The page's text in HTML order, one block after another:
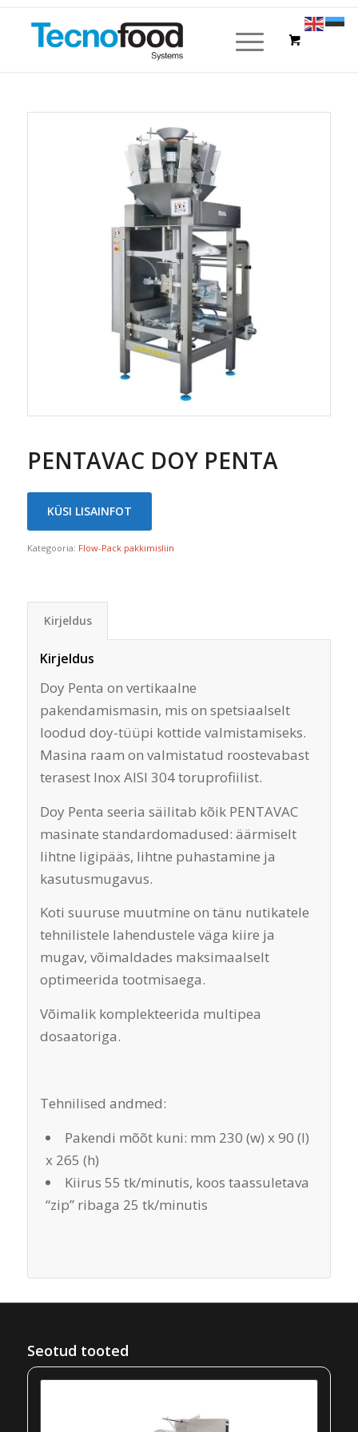
PENTAVAC DOY PENTA
KÜSI LISAINFOT
Kategooria: Flow-Pack pakkimisliin
Kirjeldus
Kirjeldus
Doy Penta on vertikaalne
pakendamismasin, mis on spetsiaalselt
loodud doy-tüüpi kottide valmistamiseks.
Masina raam on valmistatud roostevabast
terasest Inox AISI 304 toruprofiilist.
Doy Penta seeria säilitab kõik PENTAVAC
masinate standardomadused: äärmiselt
lihtne ligipääs, lihtne puhastamine ja
kasutusmugavus.
Koti suuruse muutmine on tänu nutikatele
tehnilistele lahendustele väga kiire ja
mugav, võimaldades maksimaalselt
optimeerida tootmisaega.
Võimalik komplekteerida multipea
dosaatoriga.
Tehnilised andmed:
Pakendi mõõt kuni: mm 230 (w) x 90 (l)
x 265 (h)
Kiirus 55 tk/minutis, koos taassuletava
“zip” ribaga 25 tk/minutis
Seotud tooted